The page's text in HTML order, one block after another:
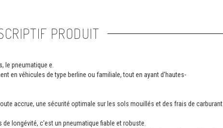
PRODUIT
le pneumatique e.
en véhicules de type berline ou familiale, tout en ayant d'hautes-
accrue, une sécurité optimale sur les sols mouillés et des frais de carburant
longévité, c'est un pneumatique fiable et robuste.